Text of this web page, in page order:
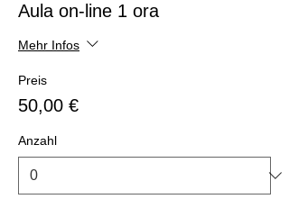
Aula on-line 1 ora
Mehr Infos
Preis
50,00 €
Anzahl